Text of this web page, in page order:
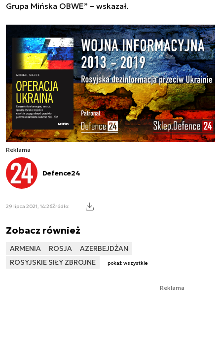
Grupa Mińska OBWE” – wskazał.
Reklama
Defence24
29 lipca 2021, 14:26Źródło:
Zobacz również
ARMENIA ROSJA
AZERBEJDŻAN
ROSYJSKIE SIŁY ZBROJNE
pokaż wszystkie
Reklama